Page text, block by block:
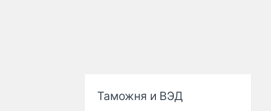
Таможня и ВЭД